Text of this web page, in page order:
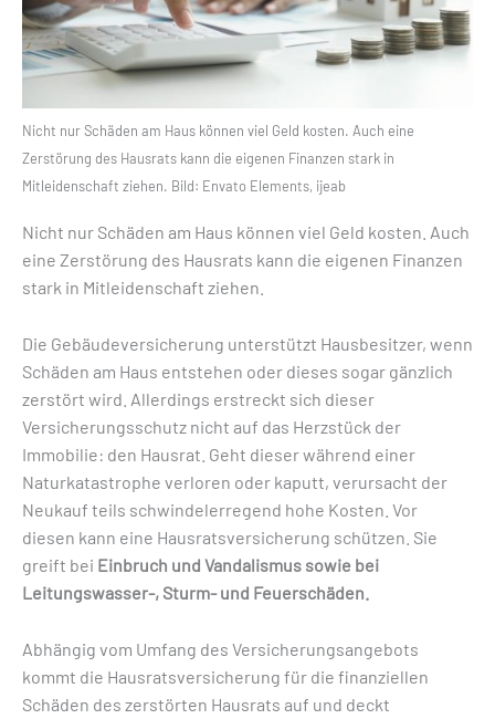
Nicht nur Schäden am Haus können viel Geld kosten. Auch eine
Zerstörung des Hausrats kann die eigenen Finanzen stark in
Mitleidenschaft ziehen. Bild: Envato Elements, ijeab
Nicht nur Schäden am Haus können viel Geld kosten. Auch
eine Zerstörung des Hausrats kann die eigenen Finanzen
stark in Mitleidenschaft ziehen.
Die Gebäudeversicherung unterstützt Hausbesitzer, wenn
Schäden am Haus entstehen oder dieses sogar gänzlich
zerstört wird. Allerdings erstreckt sich dieser
Versicherungsschutz nicht auf das Herzstück der
Immobilie: den Hausrat. Geht dieser während einer
Naturkatastrophe verloren oder kaputt, verursacht der
Neukauf teils schwindelerregend hohe Kosten. Vor
diesen kann eine Hausratsversicherung schützen. Sie
greift bei Einbruch und Vandalismus sowie bei
Leitungswasser-, Sturm- und Feuerschäden.
Abhängig vom Umfang des Versicherungsangebots
kommt die Hausratsversicherung für die finanziellen
Schäden des zerstörten Hausrats auf und deckt